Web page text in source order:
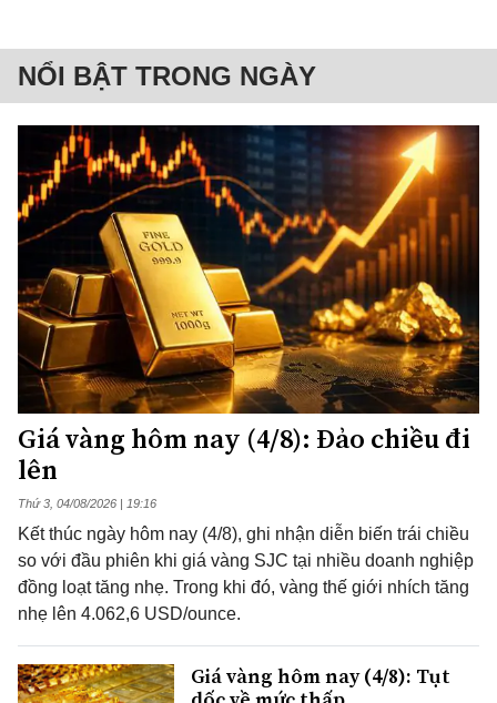
NỔI BẬT TRONG NGÀY
Giá vàng hôm nay (4/8): Đảo chiều đi
lên
Thứ 3, 04/08/2026 | 19:16
Kết thúc ngày hôm nay (4/8), ghi nhận diễn biến trái chiều
so với đầu phiên khi giá vàng SJC tại nhiều doanh nghiệp
đồng loạt tăng nhẹ. Trong khi đó, vàng thế giới nhích tăng
nhẹ lên 4.062,6 USD/ounce.
Giá vàng hôm nay (4/8): Tụt